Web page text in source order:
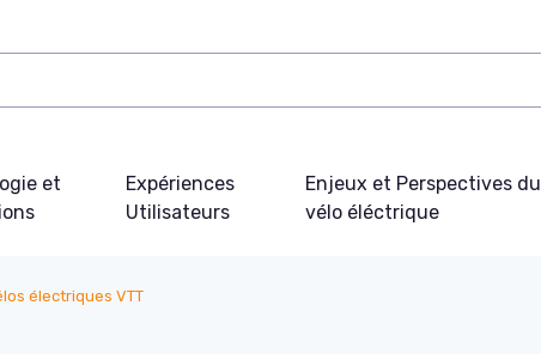
et
Expériences
Utilisateurs
Enjeux et Perspectives du
vélo éléctrique
électriques VTT